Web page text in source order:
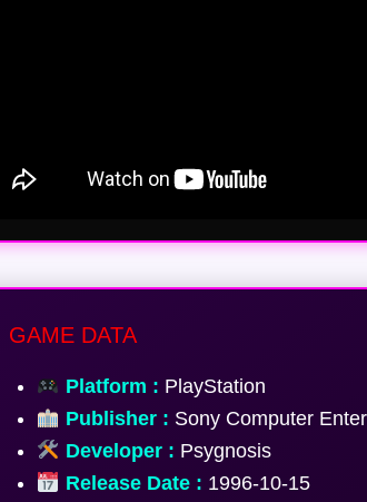
GAME DATA
Platform : PlayStation
Publisher : Sony Computer
Developer : Psygnosis
Release Date : 1996-10-15